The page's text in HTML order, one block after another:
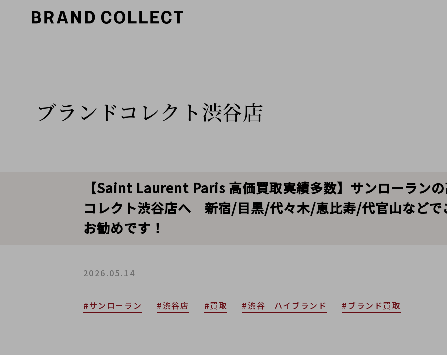
ブランドコレクト渋谷店
【Saint Laurent Paris 高価買取実績多数】サンローラン
コレクト渋谷店へ 新宿/目黒/代々木/恵比寿/代官山などで
お勧めです！
2026.05.14
#サンローラン #渋谷店 #買取 #渋谷 ハイブランド #ブランド買取